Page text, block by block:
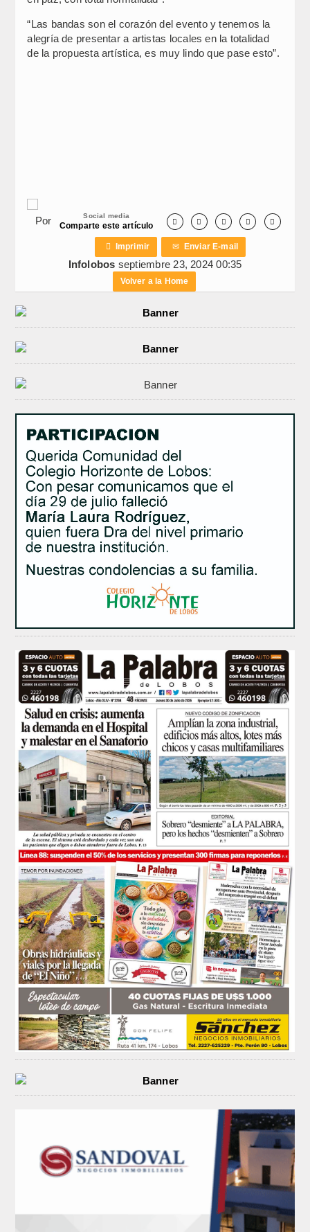
“Las bandas son el corazón del evento y tenemos la
alegría de presentar a artistas locales en la totalidad
de la propuesta artística, es muy lindo que pase esto”.
Social media
Comparte este artículo     
 Imprimir ✉ Enviar E-mail
Por
Infolobos septiembre 23, 2024 00:35
Volver a la Home